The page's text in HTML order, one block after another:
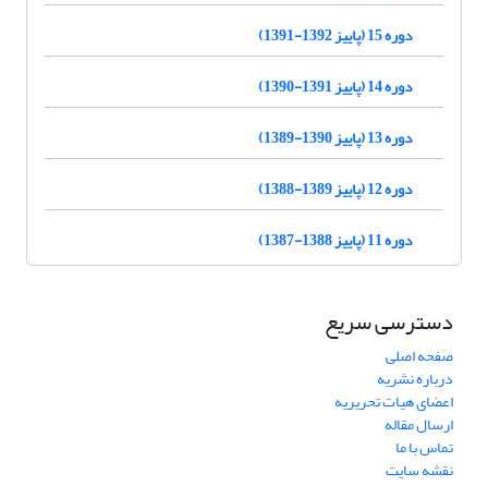
دوره 15 (پاییز 1392-1391)
دوره 14 (پاییز 1391-1390)
دوره 13 (پاییز 1390-1389)
دوره 12 (پاییز 1389-1388)
دوره 11 (پاییز 1388-1387)
دسترسی سریع
صفحه اصلی
درباره نشریه
اعضای هیات تحریریه
ارسال مقاله
تماس با ما
نقشه سایت